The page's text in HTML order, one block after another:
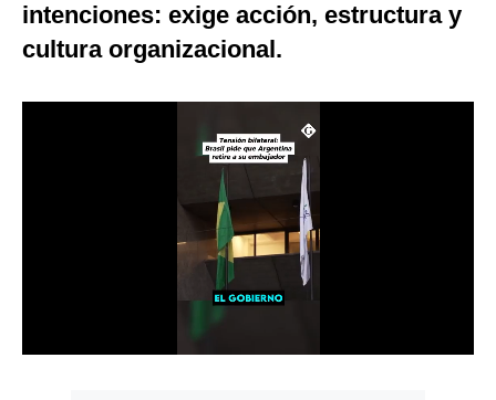
Gestión TV
Videos
Fotogalerías
intenciones: exige acción, estructura y
cultura organizacional.